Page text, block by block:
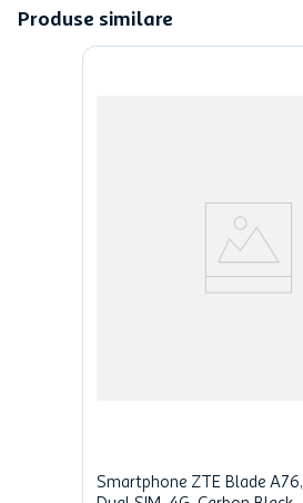
Produse similare
Smartphone ZTE Blade A76,